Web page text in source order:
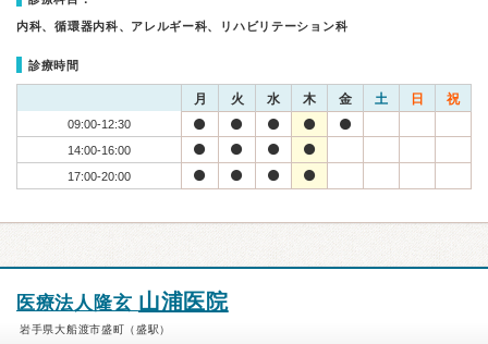
内科、循環器内科、アレルギー科、リハビリテーション科
診療時間
月 火 水 木 金 土 日 祝
09:00-12:30
14:00-16:00
17:00-20:00
医療法人隆玄 山浦医院
岩手県大船渡市盛町（盛駅）